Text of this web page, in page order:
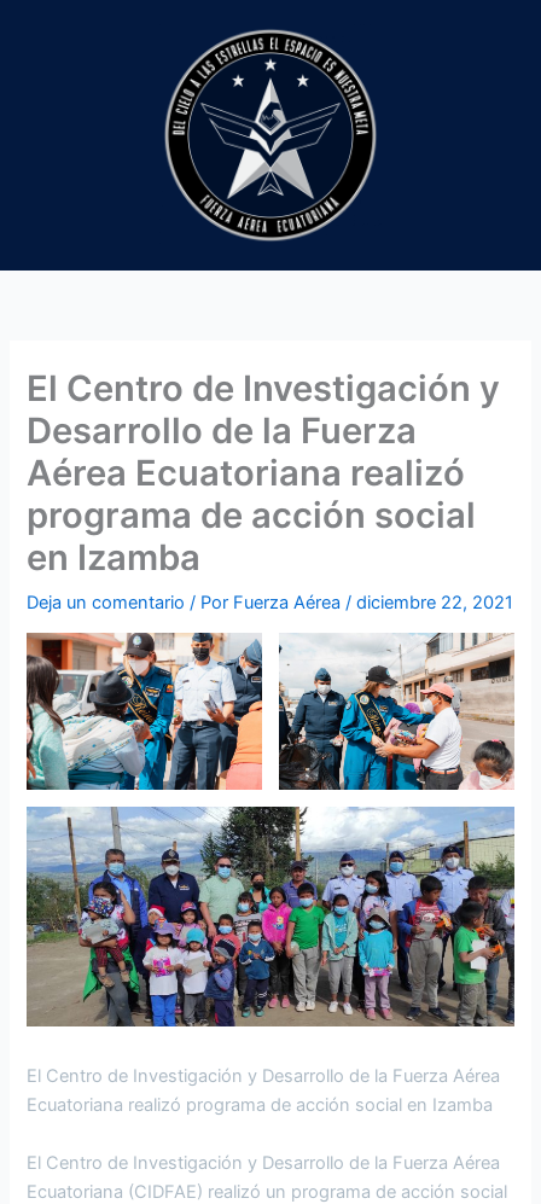
El Centro de Investigación y
Desarrollo de la Fuerza
Aérea Ecuatoriana realizó
programa de acción social
en Izamba
Deja un comentario / Por Fuerza Aérea/diciembre 22, 2021
El Centro de Investigación y Desarrollo de la Fuerza Aérea
Ecuatoriana realizó programa de acción social en Izamba
El Centro de Investigación y Desarrollo de la Fuerza Aérea
Ecuatoriana (CIDFAE) realizó un programa de acción social